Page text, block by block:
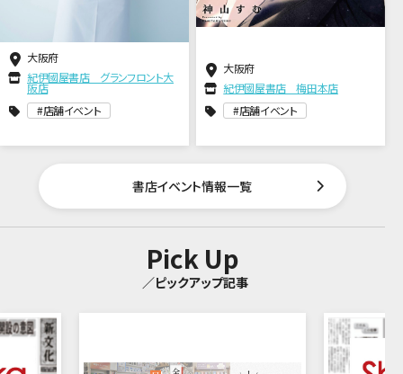
大阪府
紀伊國屋書店 グランフロント大
阪店
店舗イベント
大阪府
紀伊國屋書店 梅田本店
店舗イベント
書店イベント情報一覧
Pick Up
／ピックアップ記事